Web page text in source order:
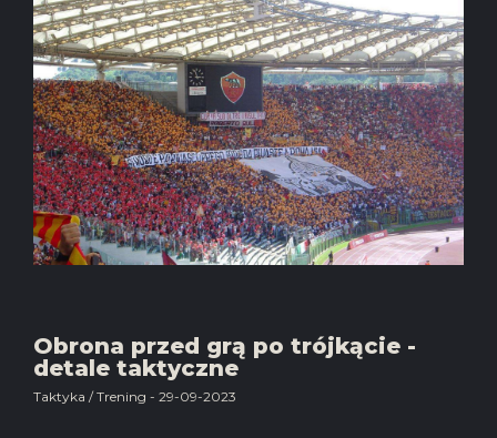
Obrona przed grą po trójkącie -
detale taktyczne
Taktyka / Trening - 29-09-2023